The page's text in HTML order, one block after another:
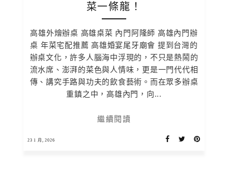
菜一條龍！
高雄外燴辦桌 高雄桌菜 內門阿隆師 高雄內門辦
桌 年菜宅配推薦 高雄婚宴尾牙廟會 提到台灣的
辦桌文化，許多人腦海中浮現的，不只是熱鬧的
流水席、澎湃的菜色與人情味，更是一門代代相
傳、講究手路與功夫的飲食藝術。而在眾多辦桌
重鎮之中，高雄內門，向...
繼續閱讀
23 1 月, 2026